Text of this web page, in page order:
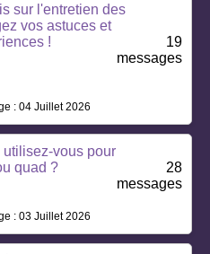
sur l'entretien des
vos astuces et
!
19
messages
: 04 Juillet 2026
vous pour
quad ?
28
messages
: 03 Juillet 2026